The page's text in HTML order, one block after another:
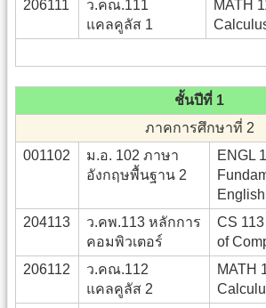
206111
ว.คณ.111
แคลคูลัส 1
MATH
ชั้นปีที่ 1
ภาคการศึกษาที่ 2
001102
ม.อ. 102 ภาษา
อังกฤษพื้นฐาน 2
ENGL
204113
ว.คพ.113 หลักการ
คอมพิวเตอร์
CS
of
206112
ว.คณ.112
แคลคูลัส 2
MATH